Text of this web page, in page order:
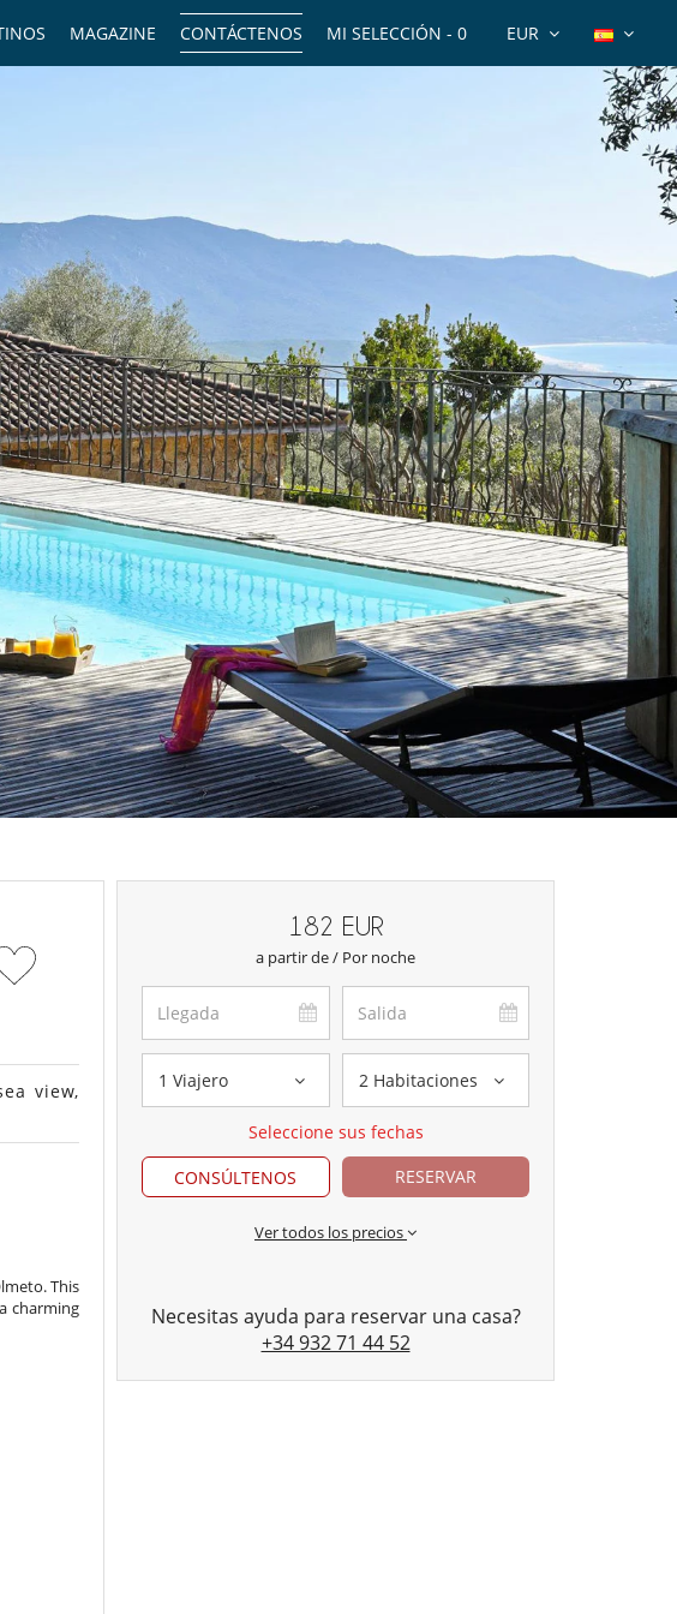
EUR
MI SELECCIÓN - 0
CONTÁCTENOS
MAGAZINE
view,
This
charming
182 EUR
a partir de / Por noche
1 Viajero 2 Habitaciones
Seleccione sus fechas
CONSÚLTENOS
RESERVAR
Ver todos los precios
Necesitas ayuda para reservar una casa?
+34 932 71 44 52